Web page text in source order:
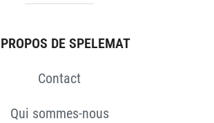
DE SPELEMAT
Contact
Qui sommes-nous